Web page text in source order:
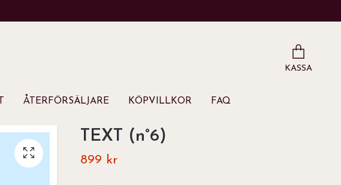
KASSA
ÅTERFÖRSÄLJARE KÖPVILLKOR FAQ
TEXT (n°6)
899 kr